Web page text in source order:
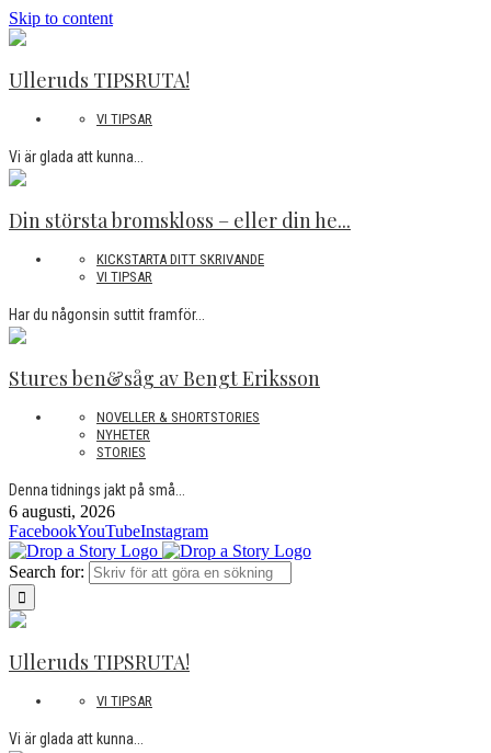
Skip to content
Ulleruds TIPSRUTA!
VI TIPSAR
Vi är glada att kunna...
Din största bromskloss – eller din he...
KICKSTARTA DITT SKRIVANDE
VI TIPSAR
Har du någonsin suttit framför...
Stures ben&såg av Bengt Eriksson
NOVELLER & SHORTSTORIES
NYHETER
STORIES
Denna tidnings jakt på små...
6 augusti, 2026
FacebookYouTubeInstagram
Search for:
Ulleruds TIPSRUTA!
VI TIPSAR
Vi är glada att kunna...